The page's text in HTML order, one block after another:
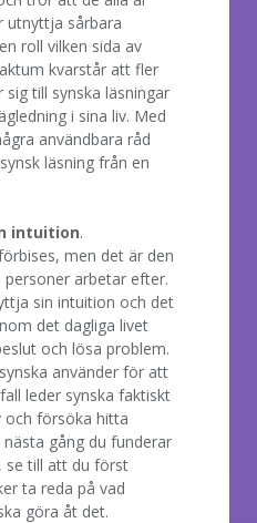
utnyttja sårbara
roll vilken sida av
kvarstår att fler
till synska läsningar
i sina liv. Med
användbara råd
läsning från en
intuition.
men det är den
personer arbetar efter.
sin intuition och det
det dagliga livet
och lösa problem.
använder för att
leder synska faktiskt
och försöka hitta
gång du funderar
se till att du först
ta reda på vad
göra åt det.